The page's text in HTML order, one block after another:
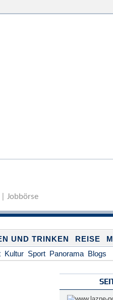
Jobbörse
UND TRINKEN REISE
Kultur Sport Panorama Blogs